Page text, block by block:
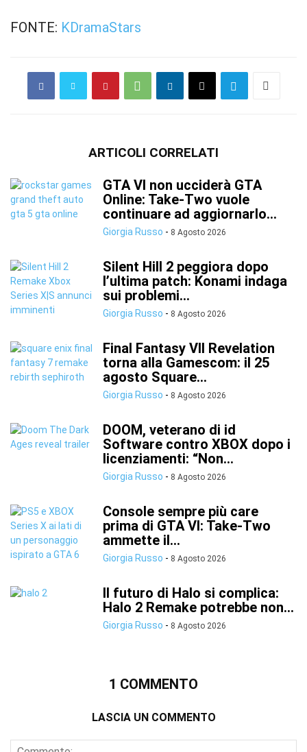
FONTE: KDramaStars
ARTICOLI CORRELATI
GTA VI non ucciderà GTA
Online: Take-Two vuole
continuare ad aggiornarlo...
Giorgia Russo - 8 Agosto 2026
Silent Hill 2 peggiora dopo
l’ultima patch: Konami indaga
sui problemi...
Giorgia Russo - 8 Agosto 2026
Final Fantasy VII Revelation
torna alla Gamescom: il 25
agosto Square...
Giorgia Russo - 8 Agosto 2026
DOOM, veterano di id
Software contro XBOX dopo i
licenziamenti: “Non...
Giorgia Russo - 8 Agosto 2026
Console sempre più care
prima di GTA VI: Take-Two
ammette il...
Giorgia Russo - 8 Agosto 2026
Il futuro di Halo si complica:
Halo 2 Remake potrebbe non...
Giorgia Russo - 8 Agosto 2026
1 COMMENTO
LASCIA UN COMMENTO